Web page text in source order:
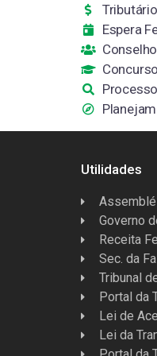
Tributário
Espera
Utilidades
Governo
Receita
Sec. da
Tribunal
Portal da
Lei de
Lei da